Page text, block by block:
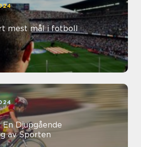
mest mål i fotboll
En Djupgående
av Sporten